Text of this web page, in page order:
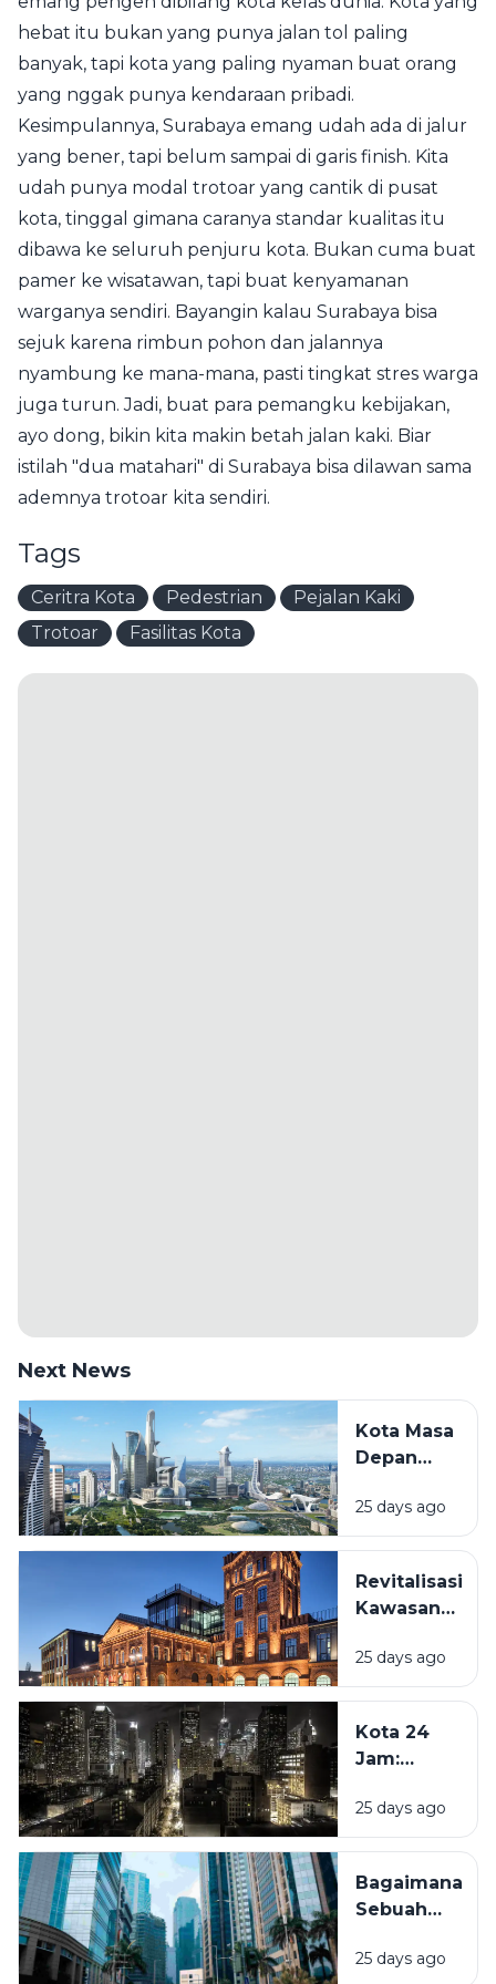
hebat itu bukan yang punya jalan tol paling
banyak, tapi kota yang paling nyaman buat orang
yang nggak punya kendaraan pribadi.
Kesimpulannya, Surabaya emang udah ada di jalur
yang bener, tapi belum sampai di garis finish. Kita
udah punya modal trotoar yang cantik di pusat
kota, tinggal gimana caranya standar kualitas itu
dibawa ke seluruh penjuru kota. Bukan cuma buat
pamer ke wisatawan, tapi buat kenyamanan
warganya sendiri. Bayangin kalau Surabaya bisa
sejuk karena rimbun pohon dan jalannya
nyambung ke mana-mana, pasti tingkat stres warga
juga turun. Jadi, buat para pemangku kebijakan,
ayo dong, bikin kita makin betah jalan kaki. Biar
istilah "dua matahari" di Surabaya bisa dilawan sama
ademnya trotoar kita sendiri.
Tags
Ceritra Kota Pedestrian
Pejalan Kaki
Trotoar
Fasilitas Kota
Next News
Kota Masa
Depan
Seperti
Apa?
Inovasi
yang Mulai
Sekarang
Hingga
Beberapa
Dekade
25 days ago
Revitalisasi
Kawasan
Mengapa
Bangunan
Kembali
Dihidupkan?
25 days ago
Kota 24
Jam:
Beberapa
Kota Tidak
Benar-
Benar
25 days ago
Bagaimana
Sebuah
Bisa
25 days ago